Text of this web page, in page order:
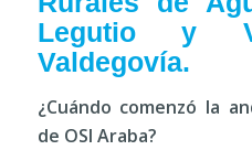
Legutio y
Valdegovía.
¿Cuándo comenzó la
de OSI Araba?